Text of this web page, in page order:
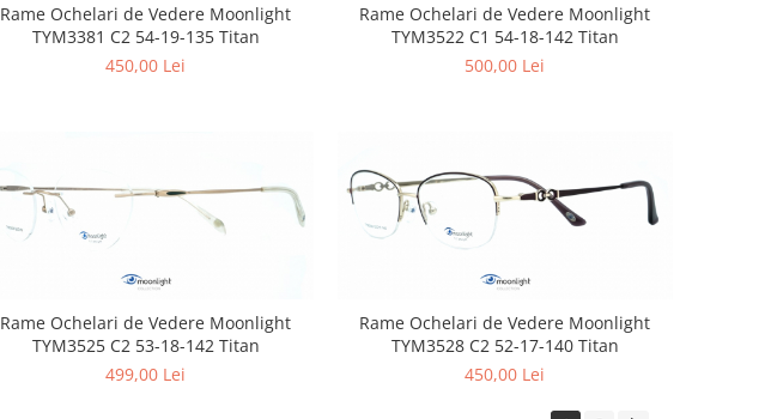
Rame Ochelari de Vedere Moonlight
TYM3381 C2 54-19-135 Titan
450,00 Lei
Rame Ochelari de Vedere Moonlight
TYM3522 C1 54-18-142 Titan
500,00 Lei
Rame Ochelari de Vedere Moonlight
TYM3525 C2 53-18-142 Titan
499,00 Lei
Rame Ochelari de Vedere Moonlight
TYM3528 C2 52-17-140 Titan
450,00 Lei